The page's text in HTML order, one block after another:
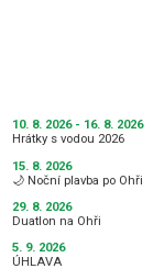
10. 8. 2026 - 16. 8. 2026
Hrátky s vodou 2026
15. 8. 2026
🌙 Noční plavba po Ohři
29. 8. 2026
Duatlon na Ohři
5. 9. 2026
ÚHLAVA